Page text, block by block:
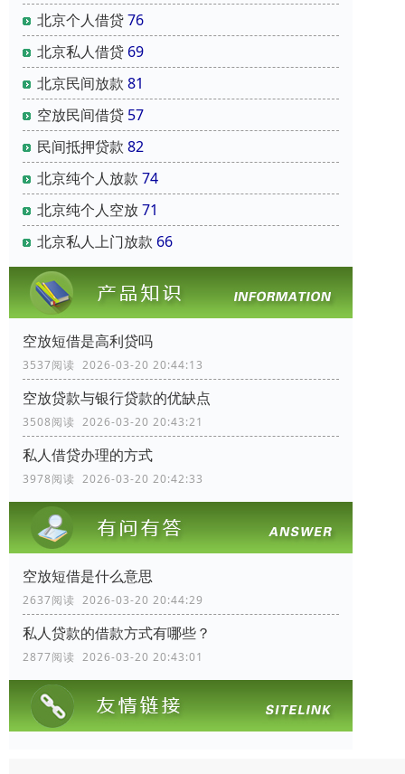
北京个人借贷76
北京私人借贷 69
北京民间放款 81
空放民间借贷 57
民间抵押贷款 82
北京纯个人放款 74
北京纯个人空放71
北京私人上门放款 66
空放短借是高利贷吗
3537阅读 2026-03-20 20:44:13
空放贷款与银行贷款的优缺点
3508阅读 2026-03-20 20:43:21
私人借贷办理的方式
3978阅读 2026-03-20 20:42:33
空放短借是什么意思
2637阅读 2026-03-20 20:44:29
私人贷款的借款方式有哪些？
2877阅读 2026-03-20 20:43:01